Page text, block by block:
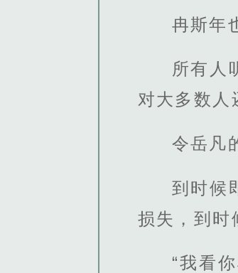
冉斯年
所有人
对大多数人
令岳凡
到时候
损失，到时
“我看